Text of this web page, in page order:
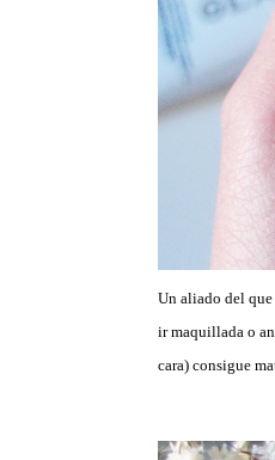
Un aliado del
ir maquillada o
cara) consigue